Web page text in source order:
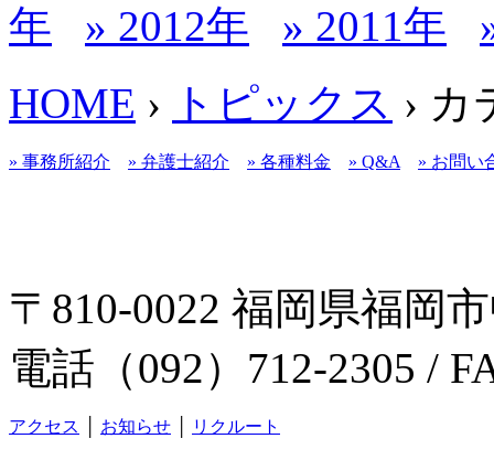
年
» 2012年 » 2011年
HOME › トピックス › カ
» 事務所紹介 » 弁護士紹介 » 各種料金 » Q&A » お問い
〒810-0022 福岡県福岡
電話（092）712-2305 /
アクセス お知らせ リクルート